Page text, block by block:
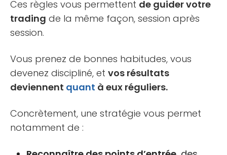
Ces règles vous permettent de guider votre
trading de la même façon, session après
session.
Vous prenez de bonnes habitudes, vous
devenez discipliné, et vos résultats
deviennent quant à eux réguliers.
Concrètement, une stratégie vous permet
notamment de :